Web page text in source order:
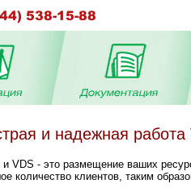
и надежная работа
и VDS - это размещение ваших
количество клиентов, таким